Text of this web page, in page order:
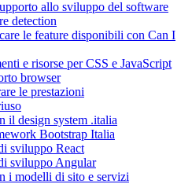
allo sviluppo del software
detection
le feature disponibili con Can I
e risorse per CSS e JavaScript
browser
le prestazioni
il design system .italia
Bootstrap Italia
sviluppo React
sviluppo Angular
i modelli di sito e servizi